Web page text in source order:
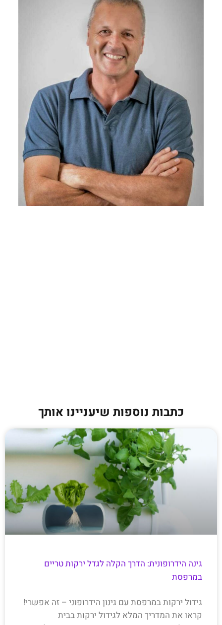
כתבות נוספות שיעניינו אותך
גינה הידרופונית: הדרך הקלה לגדל ירקות טריים
במרפסת
גידול ירקות במרפסת עם גינון הידרופוני – זה אפשרי!
קראו את המדריך המלא לגידול ירקות בבית